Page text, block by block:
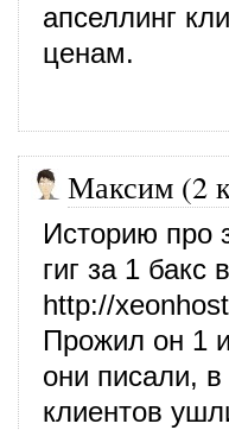
апселлинг
ценам.
Максим (2
Историю про
гиг за 1 бакс
http://
Прожил он 1
они писали,
клиентов